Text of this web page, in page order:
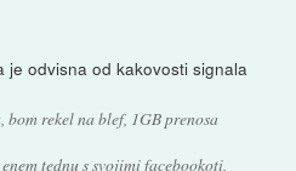
odvisna od kakovosti signala
rekel na blef, 1GB prenosa
tednu s svojimi facebookoti,